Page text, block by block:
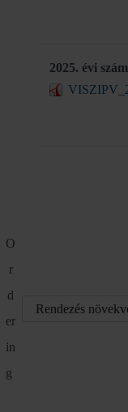
2025. évi
O
r
d
er
in
g